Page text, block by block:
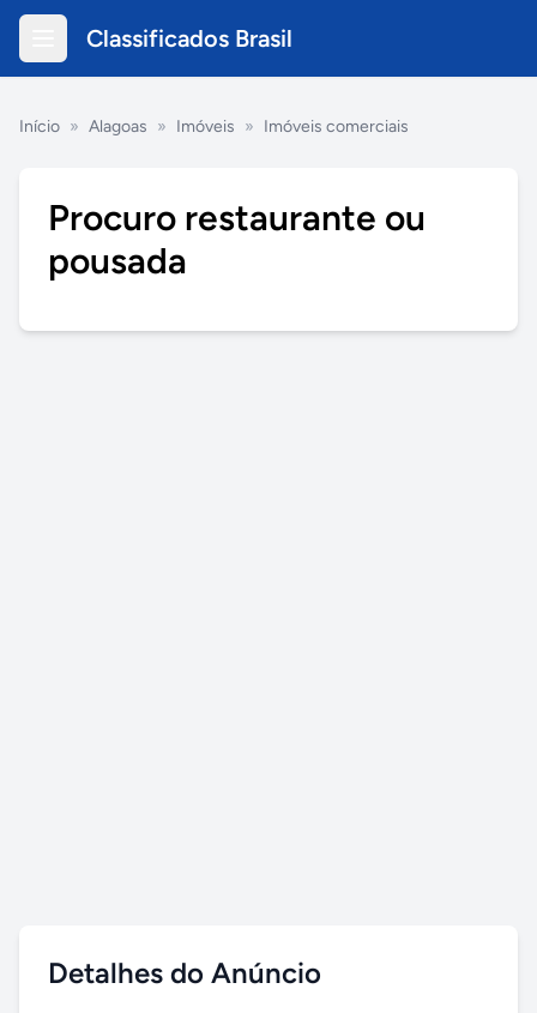
Classificados Brasil
Início » Alagoas » Imóveis » Imóveis comerciais
Procuro restaurante ou
pousada
Detalhes do Anúncio